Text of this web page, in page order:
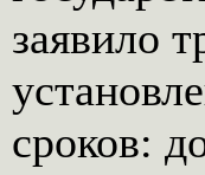
заявило
сроков: